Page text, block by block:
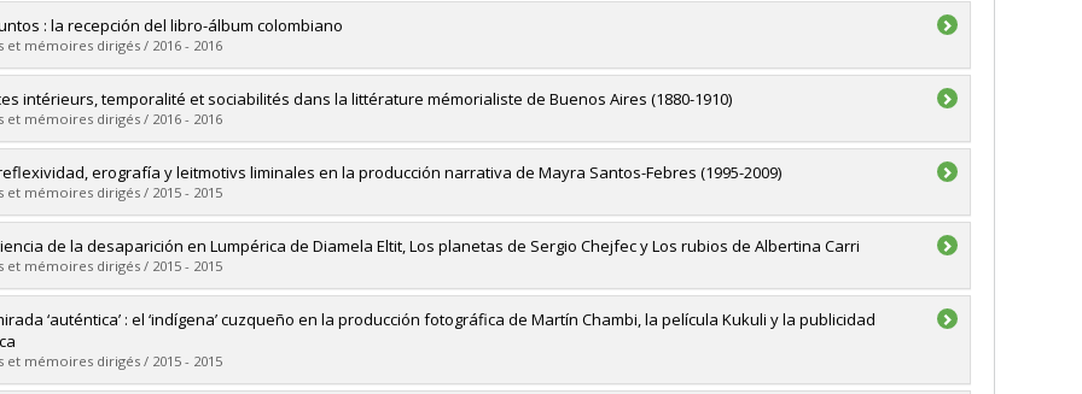
le document dans Papyrus
:Henriquez, Luis
Doctorat
obtenu :Ph. D.
le document dans Papyrus
: la recepción del libro-álbum colombiano
et mémoires dirigés / 2016 - 2016
:Alvarado-Agudelo, Ana-Catalina
Maîtrise
obtenu :M.A.
le document dans Papyrus
intérieurs, temporalité et sociabilités dans la littérature mémorialiste de Buenos Aires (1880-1910)
et mémoires dirigés / 2016 - 2016
:Sanchez, Santiago Javier
Doctorat
obtenu :Ph. D.
le document dans Papyrus
erografía y leitmotivs liminales en la producción narrativa de Mayra Santos-Febres (1995-2009)
et mémoires dirigés / 2015 - 2015
:Sauriol, Lise
Doctorat
obtenu :Ph. D.
le document dans Papyrus
de la desaparición en Lumpérica de Diamela Eltit, Los planetas de Sergio Chejfec y Los rubios de Albertina Carri
et mémoires dirigés / 2015 - 2015
:Molinié, Roxana
Doctorat
obtenu :Ph. D.
le document dans Papyrus
‘auténtica’ : el ‘indígena’ cuzqueño en la producción fotográfica de Martín Chambi, la película Kukuli y la publicidad
et mémoires dirigés / 2015 - 2015